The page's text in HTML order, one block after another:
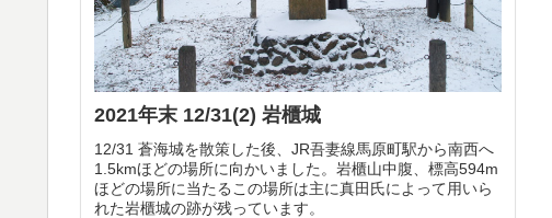
2021年末 12/31(2) 岩櫃城
12/31 蒼海城を散策した後、JR吾妻線馬原町駅から南西へ
1.5kmほどの場所に向かいました。岩櫃山中腹、標高594m
ほどの場所に当たるこの場所は主に真田氏によって用いら
れた岩櫃城の跡が残っています。